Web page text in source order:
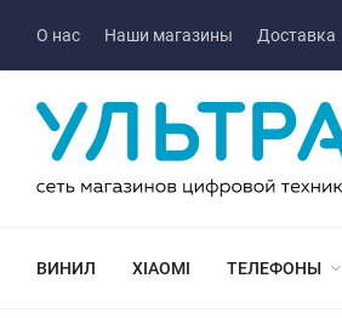
О нас Наши магазины Доставка
ВИНИЛ XIAOMI ТЕЛЕФОНЫ